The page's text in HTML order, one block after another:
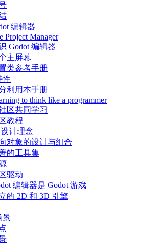
编辑器
Project Manager
Godot 编辑器
主屏幕
类参考手册
性
利用本手册
to think like a programmer
区共同学习
教程
计理念
对象的设计与组合
的工具集
驱动
编辑器是 Godot 游戏
的 2D 和 3D 引擎
景